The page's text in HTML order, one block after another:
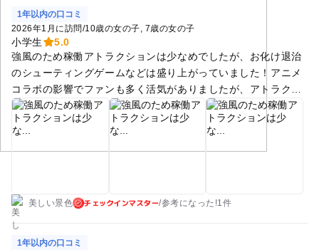
1年以内の口コミ
2026年1月に訪問/10歳の女の子 7歳の女の子
小学生
5.0
強風のため稼働アトラクションは少なめでしたが、お化け退治
のシューティングゲームなどは盛り上がっていました！アニメ
コラボの影響でファンも多く活気がありましたが、アトラクシ
ョンの待ち時間は短くスムーズ。入園無料なので、ふらっと遊
びに行けるのが嬉しいポイントです
美しい景色 チェックインマスター/参考になった!1件
1年以内の口コミ